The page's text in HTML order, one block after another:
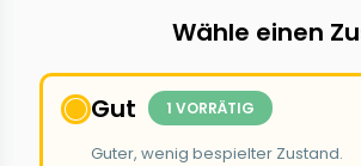
Wähle einen
Gut 1 VORRÄTIG
Guter, wenig bespielter Zustand.